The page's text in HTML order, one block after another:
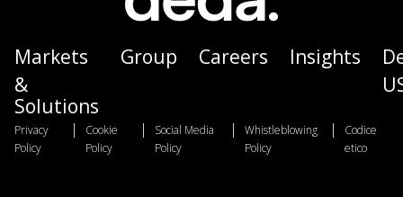
Markets
&
Solutions
Group Careers Insights
Privacy
Policy
| Cookie
Policy
| Social Media
Policy
| Whistleblowing
Policy
| Codice
etico